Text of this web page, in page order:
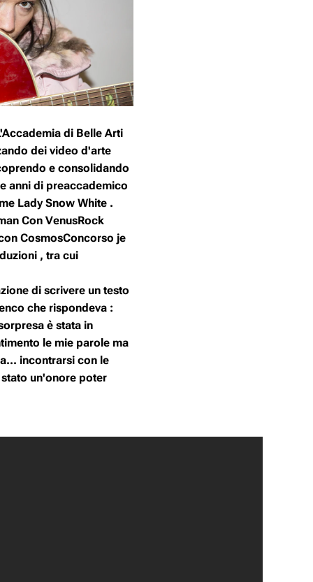
di Belle Arti
dei video d'arte
e consolidando
anni di preaccademico
Lady Snow White .
Con VenusRock
CosmosConcorso je
, tra cui
di scrivere un testo
che rispondeva :
è stata in
le mie parole ma
incontrarsi con le
un'onore poter